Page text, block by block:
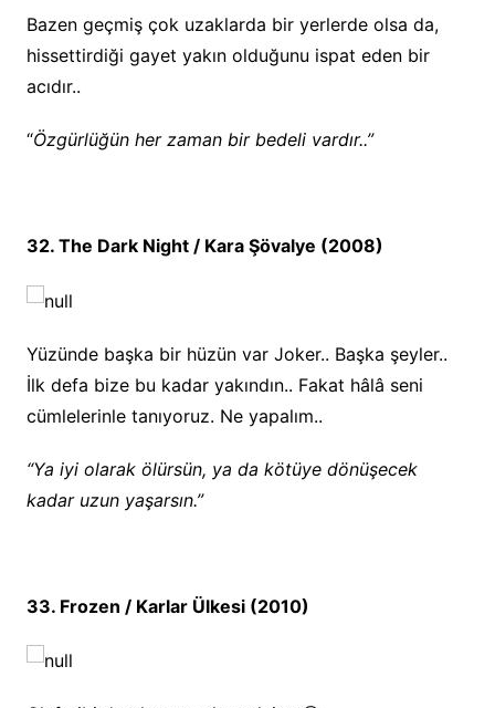
Bazen geçmiş çok uzaklarda bir yerlerde olsa da,
hissettirdiği gayet yakın olduğunu ispat eden bir
acıdır..
“Özgürlüğün her zaman bir bedeli vardır..”
32. The Dark Night / Kara Şövalye (2008)
Yüzünde başka bir hüzün var Joker.. Başka şeyler..
İlk defa bize bu kadar yakındın.. Fakat hâlâ seni
cümlelerinle tanıyoruz. Ne yapalım..
“Ya iyi olarak ölürsün, ya da kötüye dönüşecek
kadar uzun yaşarsın.”
33. Frozen / Karlar Ülkesi (2010)